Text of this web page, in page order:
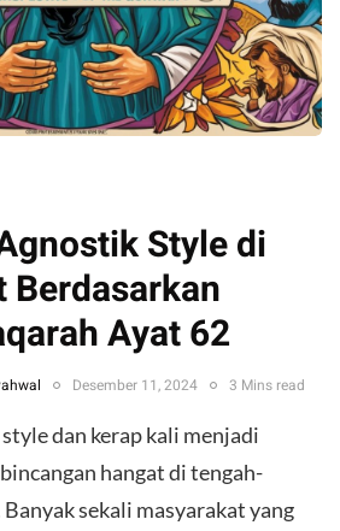
Style di
Berdasarkan
Ayat 62
Desember 11, 2024 3 Mins read
dan kerap kali menjadi
hangat di tengah-
sekali masyarakat yang